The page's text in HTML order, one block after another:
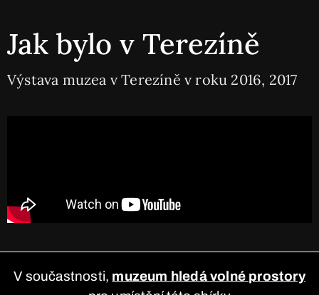
Jak bylo v Terezíně
Výstava muzea v Terezíně v roku 2016, 2017
V součastnosti, muzeum hledá volné prostory